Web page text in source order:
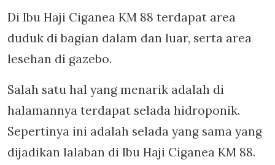
Di Ibu Haji Ciganea KM 88 terdapat area
duduk di bagian dalam dan luar, serta area
lesehan di gazebo.
Salah satu hal yang menarik adalah di
halamannya terdapat selada hidroponik.
Sepertinya ini adalah selada yang sama yang
dijadikan lalaban di Ibu Haji Ciganea KM 88.